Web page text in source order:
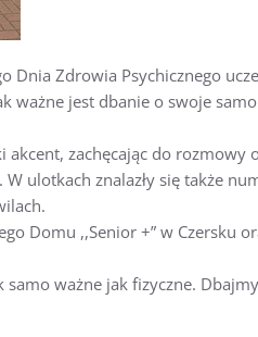
Dnia Zdrowia Psychicznego
ważne jest dbanie o swoje
akcent, zachęcając do rozmowy
ulotkach znalazły się także
Domu ,,Senior +” w Czersku
ważne jak fizyczne.